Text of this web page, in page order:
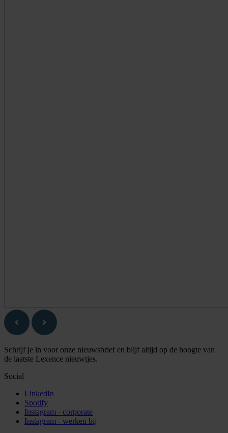
Schrijf je in voor onze nieuwsbrief en blijf altijd op de hoogte van
de laatste Lexence nieuwtjes.
Social
LinkedIn
Spotify
Instagram - corporate
Instagram - werken bij